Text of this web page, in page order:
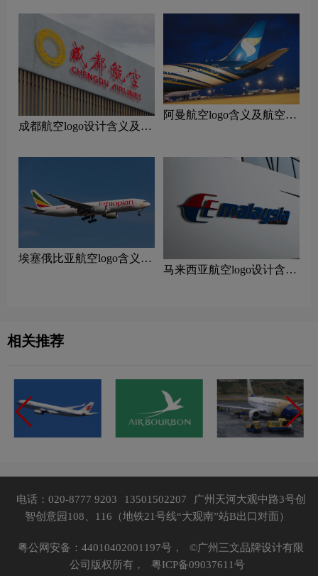
成都航空logo设计含义及设
阿曼航空logo含义及航空品
‌埃塞俄比亚航空logo含义及
马来西亚航空logo设计含义
相关推荐
电话：020-8777 9203 13501502207
广州天河大观中路3号创
智创意园108、116（地铁21号线“大观南”站B出口对面）
粤公网安备：44010402001197号，
©广州三文品牌设计有限
公司版权所有，
粤ICP备09037611号